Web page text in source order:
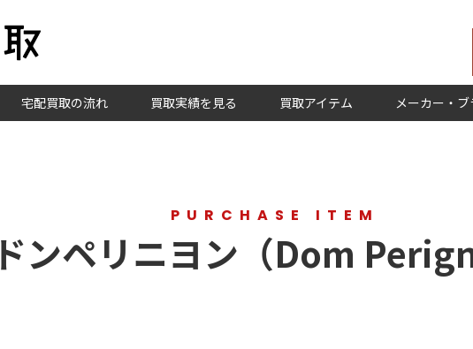
宅配買取の流れ 買取実績を見る 買取アイテム メーカー・
PURCHASE ITEM
ドンペリニヨン（Dom